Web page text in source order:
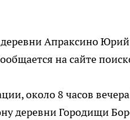
Апраксино
на сайте
около 8 часов
деревни Городищи